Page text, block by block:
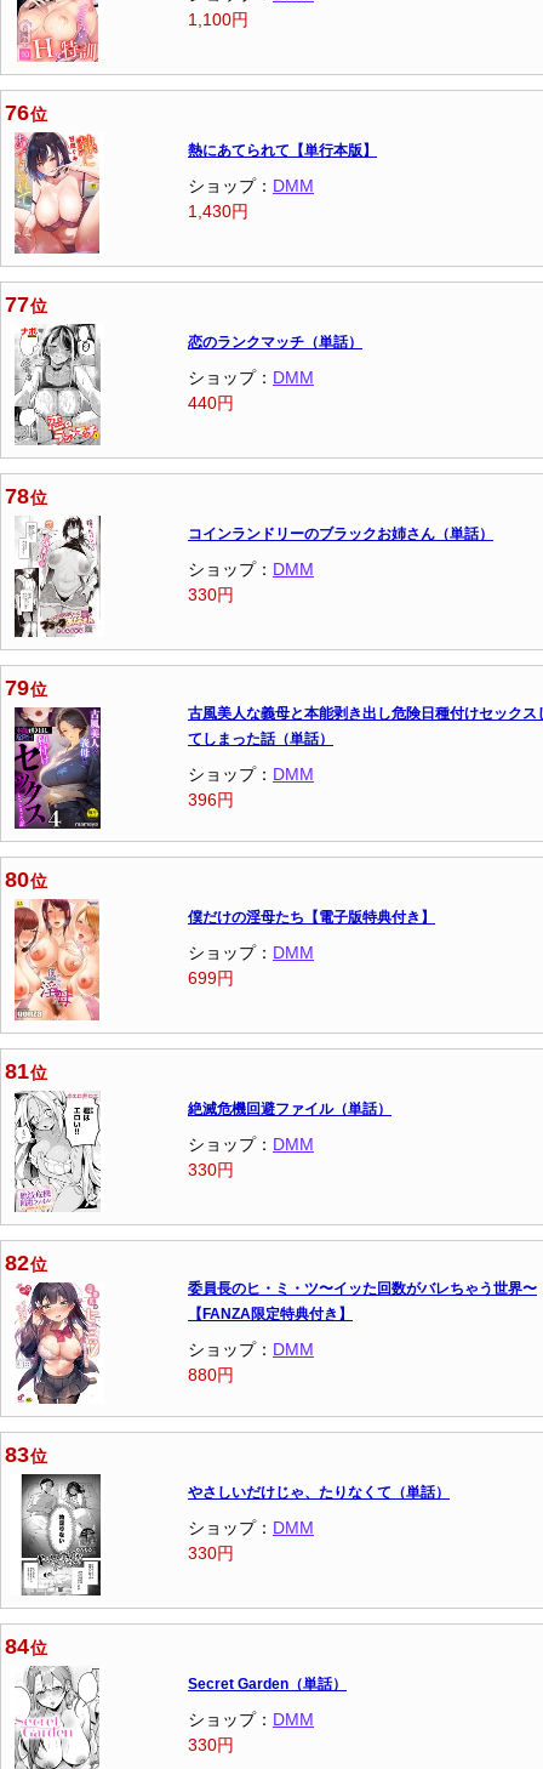
1,100円
76位
熱にあてられて【単行本版】
ショップ： DMM
1,430円
77位
恋のランクマッチ（単話）
ショップ： DMM
440円
78位
コインランドリーのブラックお姉さん（単話）
ショップ： DMM
330円
79位
古風美人な義母と本能剥き出し危険日種付けセックス
てしまった話（単話）
ショップ： DMM
396円
80位
僕だけの淫母たち【電子版特典付き】
ショップ： DMM
699円
81位
絶滅危機回避ファイル（単話）
ショップ： DMM
330円
82位
委員長のヒ・ミ・ツ〜イッた回数がバレちゃう世界〜
【FANZA限定特典付き】
ショップ： DMM
880円
83位
やさしいだけじゃ、たりなくて（単話）
ショップ： DMM
330円
84位
Secret Garden（単話）
ショップ： DMM
330円